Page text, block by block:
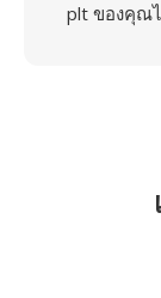
plt ของคุณ